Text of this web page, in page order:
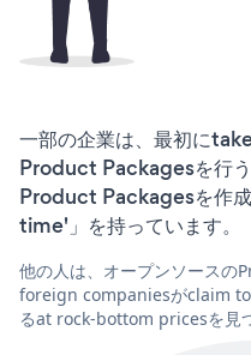
一部の企業は、最初に
Product Packagesを行
Product Packagesを作
time'」を持っています。
他の人は、オープンソースの
foreign companiesがclaim
るat rock-bottom pricesを見